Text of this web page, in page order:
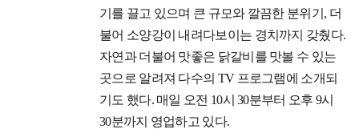
기를 끌고 있으며 큰 규모와 깔끔한 분위기, 더
불어 소양강이 내려다보이는 경치까지 갖췄다.
자연과 더불어 맛좋은 닭갈비를 맛볼 수 있는
곳으로 알려져 다수의 TV 프로그램에 소개되
기도 했다. 매일 오전 10시 30분부터 오후 9시
30분까지 영업하고 있다.